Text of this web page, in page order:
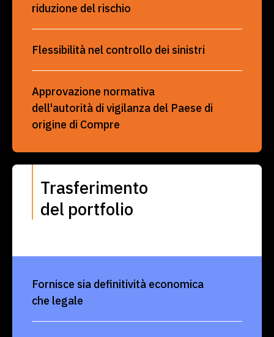
riduzione del rischio
Flessibilità nel controllo dei sinistri
Approvazione normativa
dell'autorità di vigilanza del Paese di
origine di Compre
Trasferimento
del portfolio
Fornisce sia definitività economica
che legale